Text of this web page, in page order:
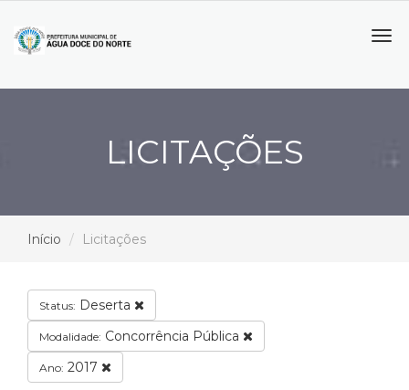
LICITAÇÕES
Início Licitações
Status: Deserta
Modalidade: Concorrência Pública
Ano: 2017